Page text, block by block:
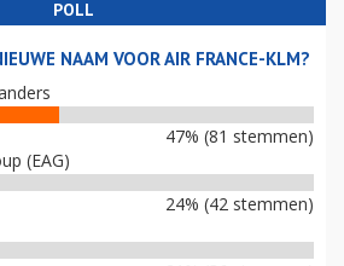
POLL
NAAM VOOR AIR FRANCE-KLM?
47% (81 stemmen)
(EAG)
24% (42 stemmen)